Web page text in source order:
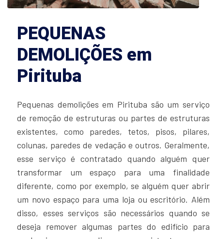
PEQUENAS
DEMOLIÇÕES em
Pirituba
Pequenas demolições em Pirituba são um serviço
de remoção de estruturas ou partes de estruturas
existentes, como paredes, tetos, pisos, pilares,
colunas, paredes de vedação e outros. Geralmente,
esse serviço é contratado quando alguém quer
transformar um espaço para uma finalidade
diferente, como por exemplo, se alguém quer abrir
um novo espaço para uma loja ou escritório. Além
disso, esses serviços são necessários quando se
deseja remover algumas partes do edifício para